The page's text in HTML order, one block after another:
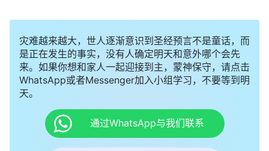
灾难越来越大，世人逐渐意识到圣经预言不是童话，而
是正在发生的事实，没有人确定明天和意外哪个会先
来。如果你想和家人一起迎接到主，蒙神保守，请点击
WhatsApp或者Messenger加入小组学习，不要等到明
天。
通过WhatsApp与我们联系